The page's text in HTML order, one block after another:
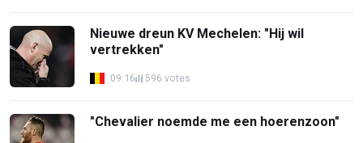
Nieuwe dreun KV Mechelen: "Hij wil
vertrekken"
09:16 596 votes
"Chevalier noemde me een hoerenzoon"